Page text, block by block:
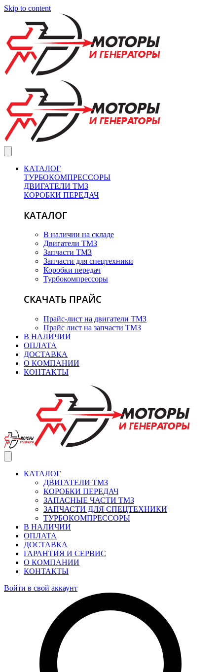
Skip to content
КАТАЛОГ
ТУРБОКОМПРЕССОРЫ
ДВИГАТЕЛИ ТМЗ
КОРОБКИ ПЕРЕДАЧ
КАТАЛОГ
В наличии на складе
Двигатели ТМЗ
Запчасти ТМЗ
Запчасти для спецтехники
Коробки передач
Турбокомпрессоры
СКАЧАТЬ ПРАЙС
Прайс-лист на двигатели ТМЗ
Прайс лист на запчасти ТМЗ
В НАЛИЧИИ
ОПЛАТА
ДОСТАВКА
О КОМПАНИИ
КОНТАКТЫ
КАТАЛОГ
ДВИГАТЕЛИ ТМЗ
КОРОБКИ ПЕРЕДАЧ
ЗАПАСНЫЕ ЧАСТИ ТМЗ
ЗАПЧАСТИ ДЛЯ СПЕЦТЕХНИКИ
ТУРБОКОМПРЕССОРЫ
В НАЛИЧИИ
ОПЛАТА
ДОСТАВКА
ГАРАНТИЯ И СЕРВИС
О КОМПАНИИ
КОНТАКТЫ
Войти в свой аккаунт